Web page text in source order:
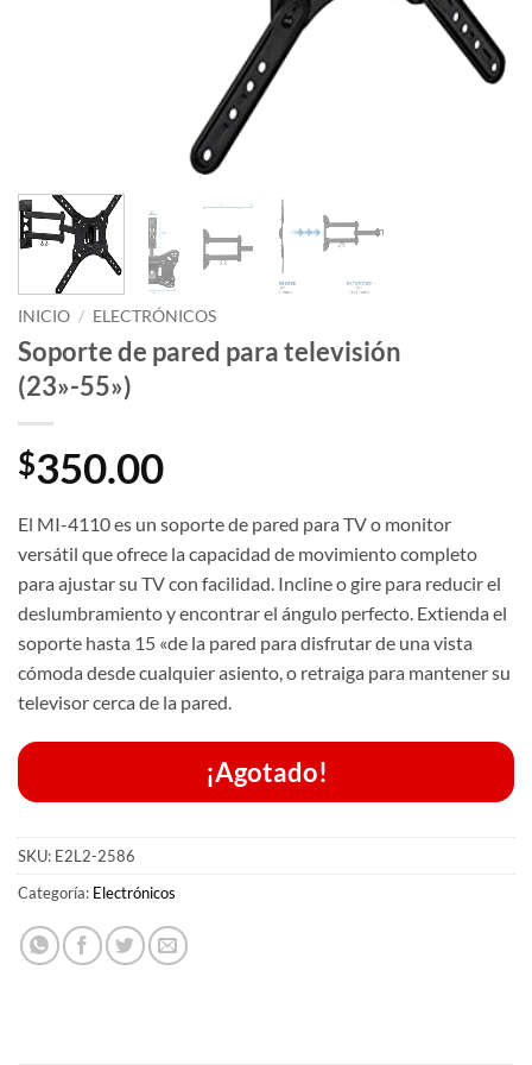
INICIO / ELECTRÓNICOS
Soporte de pared para televisión
(23»-55»)
$350.00
El MI-4110 es un soporte de pared para TV o monitor
versátil que ofrece la capacidad de movimiento completo
para ajustar su TV con facilidad. Incline o gire para reducir el
deslumbramiento y encontrar el ángulo perfecto. Extienda el
soporte hasta 15 «de la pared para disfrutar de una vista
cómoda desde cualquier asiento, o retraiga para mantener su
televisor cerca de la pared.
¡Agotado!
SKU: E2L2-2586
Categoría: Electrónicos